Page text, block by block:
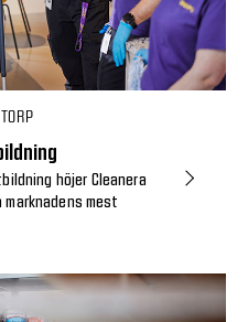
höjer Cleanera
mest